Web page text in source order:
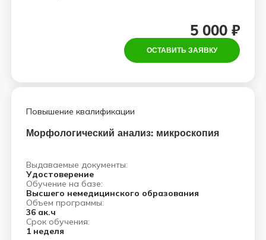
5 000 ₽
ОСТАВИТЬ ЗАЯВКУ
Повышение квалификации
Морфологический анализ: микроскопия
Выдаваемые документы:
Удостоверение
Обучение на базе:
Высшего немедицинского образования
Объем программы:
36 ак.ч
Срок обучения:
1 неделя